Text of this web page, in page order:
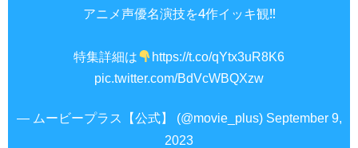
アニメ声優名演技を4作イッキ観‼
特集詳細は
https://t.co/qYtx3uR8K6
pic.twitter.com/BdVcWBQXzw
— ムービープラス【公式】 (@movie_plus) September 9,
2023